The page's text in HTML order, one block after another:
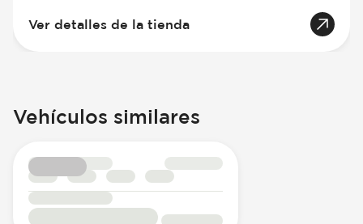
Ver detalles de la tienda
Vehículos similares